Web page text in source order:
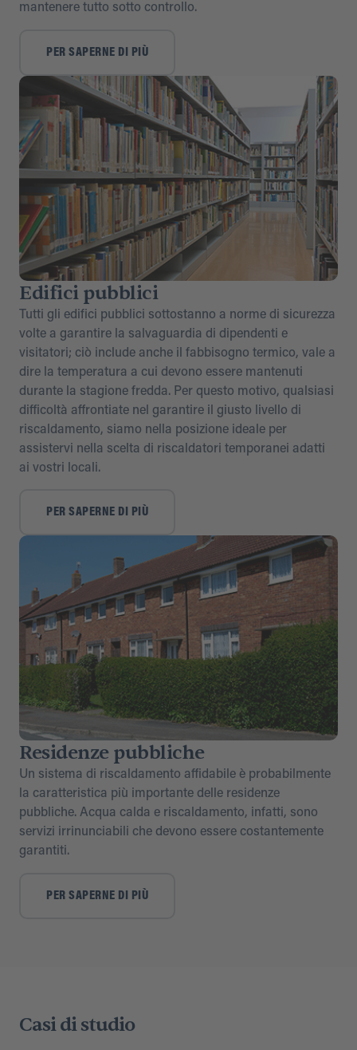
mantenere tutto sotto controllo.
PER SAPERNE DI PIÙ
Edifici pubblici
Tutti gli edifici pubblici sottostanno a norme di sicurezza
volte a garantire la salvaguardia di dipendenti e
visitatori; ciò include anche il fabbisogno termico, vale a
dire la temperatura a cui devono essere mantenuti
durante la stagione fredda. Per questo motivo, qualsiasi
difficoltà affrontiate nel garantire il giusto livello di
riscaldamento, siamo nella posizione ideale per
assistervi nella scelta di riscaldatori temporanei adatti
ai vostri locali.
PER SAPERNE DI PIÙ
Residenze pubbliche
Un sistema di riscaldamento affidabile è probabilmente
la caratteristica più importante delle residenze
pubbliche. Acqua calda e riscaldamento, infatti, sono
servizi irrinunciabili che devono essere costantemente
garantiti.
PER SAPERNE DI PIÙ
Casi di studio